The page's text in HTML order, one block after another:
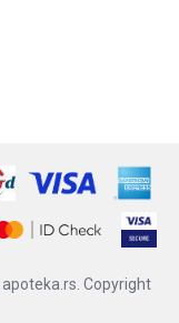
apoteka.rs. Copyright